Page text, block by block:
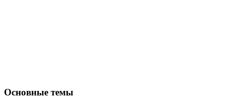
Основные темы